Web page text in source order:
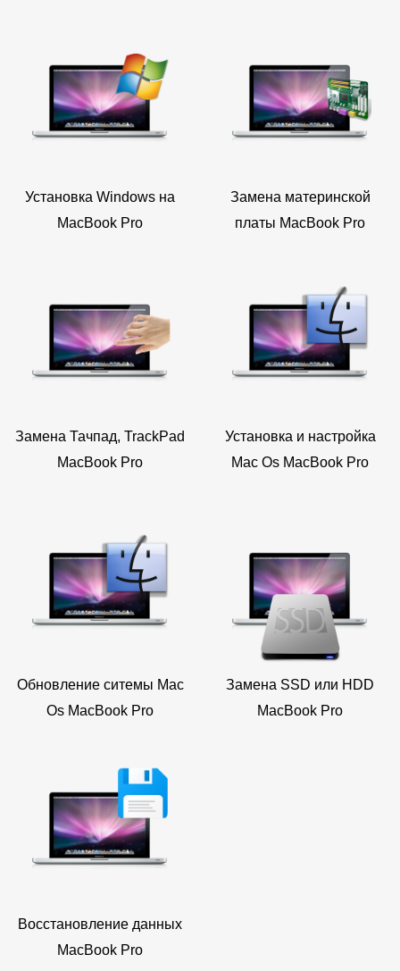
Установка Windows на
MacBook Pro
Замена материнской
платы MacBook Pro
Замена Тачпад, TrackPad
MacBook Pro
Установка и настройка
Mac Os MacBook Pro
Обновление ситемы Mac
Os MacBook Pro
Замена SSD или HDD
MacBook Pro
Восстановление данных
MacBook Pro